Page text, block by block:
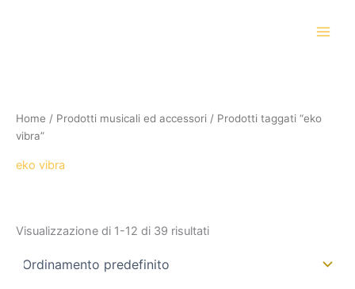
Home / Prodotti musicali ed accessori / Prodotti taggati “eko
vibra”
eko vibra
Visualizzazione di 1-12 di 39 risultati